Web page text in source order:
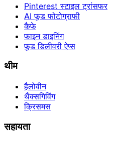
Pinterest स्टाइल ट्रांसफर
AI फूड फोटोग्राफी
कैफे
फाइन डाइनिंग
फूड डिलीवरी ऐप्स
थीम
हैलोवीन
थैंक्सगिविंग
क्रिसमस
सहायता